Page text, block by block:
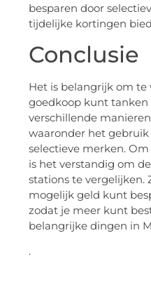
besparen door
tijdelijke kortingen
Conclusie
Het is belangrijk om te
goedkoop kunt tanken
verschillende
waaronder het
selectieve merken.
is het verstandig om
stations te vergelijken.
mogelijk geld kunt
zodat je meer kunt
belangrijke dingen in
.